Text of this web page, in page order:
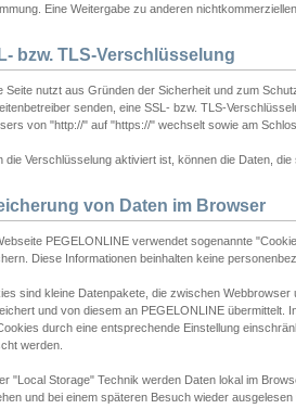
Eine Weitergabe zu anderen
bzw. TLS-Verschlüsselung
Seite nutzt aus Gründen der Sicherheit und zum
senden, eine SSL- bzw. TLS-
von "http://" auf "https://" wechselt sowie am
die Verschlüsselung aktiviert ist, können die Daten,
von Daten im Browser
PEGELONLINE verwendet sogenannte
Diese Informationen beinhalten keine
sind kleine Datenpakete, die zwischen
und von diesem an PEGELONLINE übermittelt.
durch eine entsprechende Einstellung
werden.
"Local Storage" Technik werden Daten lokal im
und bei einem späteren Besuch wieder